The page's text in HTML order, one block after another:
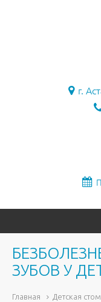
г.
ЗУБОВ У
Главная Детская